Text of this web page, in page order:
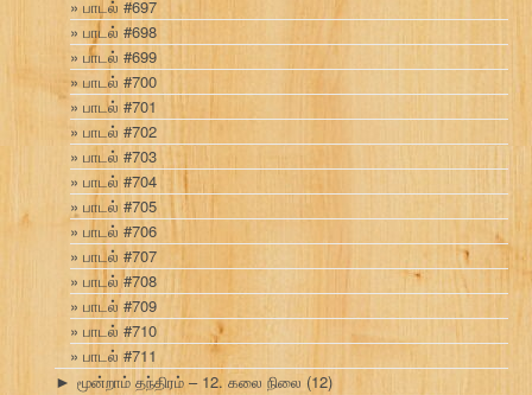
பாடல் #697
பாடல் #698
பாடல் #699
பாடல் #700
பாடல் #701
பாடல் #702
பாடல் #703
பாடல் #704
பாடல் #705
பாடல் #706
பாடல் #707
பாடல் #708
பாடல் #709
பாடல் #710
பாடல் #711
► மூன்றாம் தந்திரம் – 12. கலை நிலை (12)